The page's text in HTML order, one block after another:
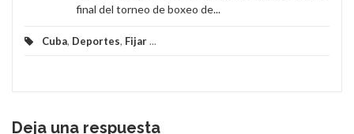
final del torneo de boxeo de...
Cuba, Deportes, Fijar...
Deja una respuesta